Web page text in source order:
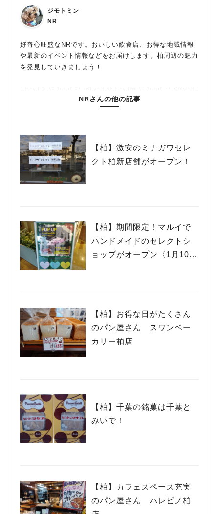
ジモトミン
NR
好奇心旺盛なNRです。おいしい飲食店、お得な地域情報
や最新のイベント情報などをお届けします。柏周辺の魅力
を発見していきましょう！
NRさんの他の記事
【柏】激安のミナガワセレ
クト柏新店舗がオープン！
【柏】期間限定！マルイで
ハンドメイドのセレクトシ
ョップがオープン〈1月10日
【柏】お得な日がたくさん
のパン屋さん スワンベー
カリー柏店
【柏】千葉の銘菓は千葉と
みいで！
【柏】カフェスペース充実
のパン屋さん ハレビノ柏